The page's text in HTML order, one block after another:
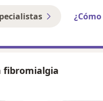
fibromialgia